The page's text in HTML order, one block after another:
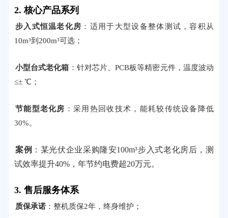
2. 核心产品系列
步入式恒温老化房 ：适用于大型设备整体测试，容积从
10m³到200m³可选；
小型台式老化箱 ：针对芯片、PCB板等精密元件，温度波动
≤± ℃；
节能型老化房 ：采用热回收技术，能耗较传统设备降低
30%。
案例 ：某光伏企业采购隆安100m³步入式老化房后，测
试效率提升40%，年节约电费超20万元。
3. 售后服务体系
质保承诺：整机质保2年，终身维护；